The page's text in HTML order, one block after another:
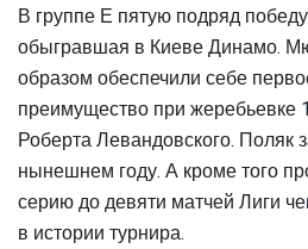
В группе Е пятую подряд
обыгравшая в Киеве Динамо.
образом обеспечили себе
преимущество при
Роберта Левандовского. Поляк
нынешнем году. А кроме того
серию до девяти матчей Лиги
в истории турнира.